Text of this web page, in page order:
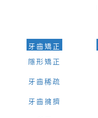
牙齒矯正
隱形矯正
牙齒稀疏
牙齒擁擠